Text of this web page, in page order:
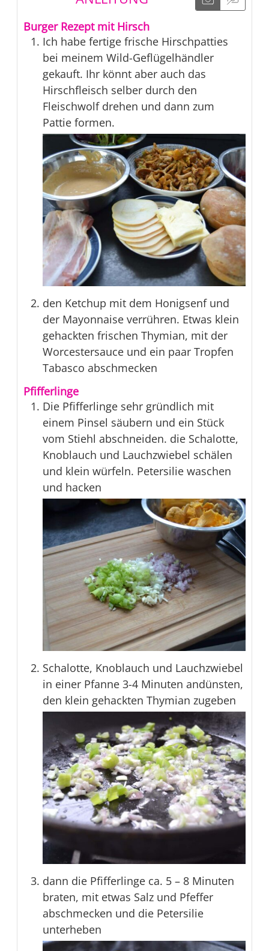
Burger Rezept mit Hirsch
Ich habe fertige frische Hirschpatties
bei meinem Wild-Geflügelhändler
gekauft. Ihr könnt aber auch das
Hirschfleisch selber durch den
Fleischwolf drehen und dann zum
Pattie formen.
den Ketchup mit dem Honigsenf und
der Mayonnaise verrühren. Etwas klein
gehackten frischen Thymian, mit der
Worcestersauce und ein paar Tropfen
Tabasco abschmecken
Pfifferlinge
Die Pfifferlinge sehr gründlich mit
einem Pinsel säubern und ein Stück
vom Stiehl abschneiden. die Schalotte,
Knoblauch und Lauchzwiebel schälen
und klein würfeln. Petersilie waschen
und hacken
Schalotte, Knoblauch und Lauchzwiebel
in einer Pfanne 3-4 Minuten andünsten,
den klein gehackten Thymian zugeben
dann die Pfifferlinge ca. 5 – 8 Minuten
braten, mit etwas Salz und Pfeffer
abschmecken und die Petersilie
unterheben